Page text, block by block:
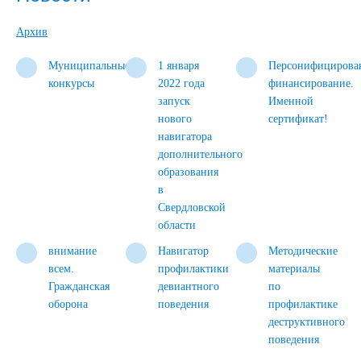
Архив
Муниципальные
конкурсы
1 января
2022 года
запуск
нового
навигатора
дополнительного
образования
в
Свердловской
области
финансирование.
Именной
сертификат!
внимание
всем.
Гражданская
оборона
Навигатор
профилактики
девиантного
поведения
Методические
материалы
по
профилактике
деструктивного
поведения